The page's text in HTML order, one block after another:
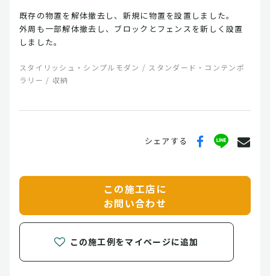
既存の物置を解体撤去し、新規に物置を設置しました。
外周も一部解体撤去し、ブロックとフェンスを新しく設置
しました。
スタイリッシュ・シンプルモダン / スタンダード・コンテンポ
ラリー / 収納
シェアする
この施工店に
お問い合わせ
この施工例をマイページに追加